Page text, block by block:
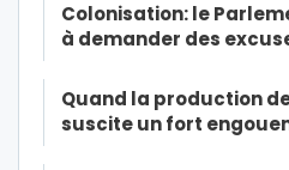
Colonisation: le
à demander des
Quand la production
suscite un fort